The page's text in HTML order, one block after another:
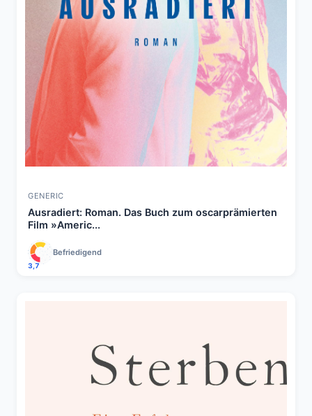
GENERIC
Ausradiert: Roman. Das Buch zum oscarprämierten
Film »Americ...
3,7
Befriedigend